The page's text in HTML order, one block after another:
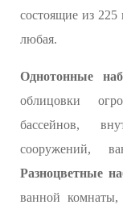
состоящие из
любая.
Однотонные
облицовки
бассейнов,
сооружений,
Разноцветные
ванной